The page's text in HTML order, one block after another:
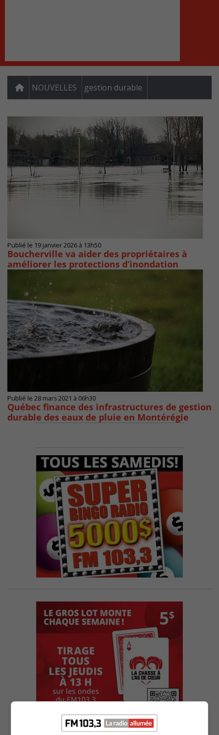
NOUVELLES gestion durable
Publié le 19 janvier 2026 à 13h50
Boucherville va aider des propriétaires à
améliorer les protections d’inondation
Publié le 28 mars 2021 à 06h30
Québec finance des infrastructures de gestion
durable des eaux de pluie en Montérégie